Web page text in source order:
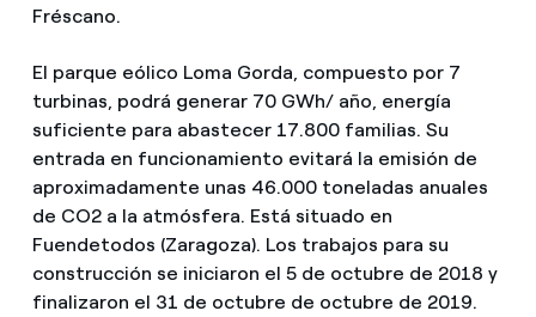
Fréscano.
El parque eólico Loma Gorda, compuesto por 7
turbinas, podrá generar 70 GWh/ año, energía
suficiente para abastecer 17.800 familias. Su
entrada en funcionamiento evitará la emisión de
aproximadamente unas 46.000 toneladas anuales
de CO2 a la atmósfera. Está situado en
Fuendetodos (Zaragoza). Los trabajos para su
construcción se iniciaron el 5 de octubre de 2018 y
finalizaron el 31 de octubre de octubre de 2019.